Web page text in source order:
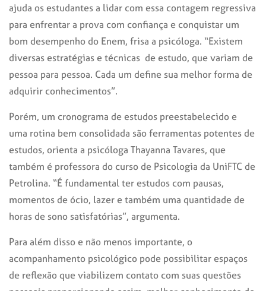
ajuda os estudantes a lidar com essa contagem regressiva
para enfrentar a prova com confiança e conquistar um
bom desempenho do Enem, frisa a psicóloga. “Existem
diversas estratégias e técnicas de estudo, que variam de
pessoa para pessoa. Cada um define sua melhor forma de
adquirir conhecimentos”.
Porém, um cronograma de estudos preestabelecido e
uma rotina bem consolidada são ferramentas potentes de
estudos, orienta a psicóloga Thayanna Tavares, que
também é professora do curso de Psicologia da UniFTC de
Petrolina. “É fundamental ter estudos com pausas,
momentos de ócio, lazer e também uma quantidade de
horas de sono satisfatórias”, argumenta.
Para além disso e não menos importante, o
acompanhamento psicológico pode possibilitar espaços
de reflexão que viabilizem contato com suas questões